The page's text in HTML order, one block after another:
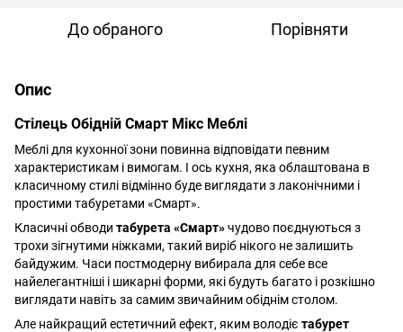
До обраного Порівняти
Опис
Стілець Обідній Смарт Мікс Меблі
Меблі для кухонної зони повинна відповідати певним
характеристикам і вимогам. І ось кухня, яка облаштована в
класичному стилі відмінно буде виглядати з лаконічними і
простими табуретами «Смарт».
Класичні обводи табурета «Смарт»чудово поєднуються з
трохи зігнутими ніжками, такий виріб нікого не залишить
байдужим. Часи постмодерну вибирала для себе все
найелегантніші і шикарні форми, які будуть багато і розкішно
виглядати навіть за самим звичайним обіднім столом.
Але найкращий естетичний ефект, яким володіє табурет